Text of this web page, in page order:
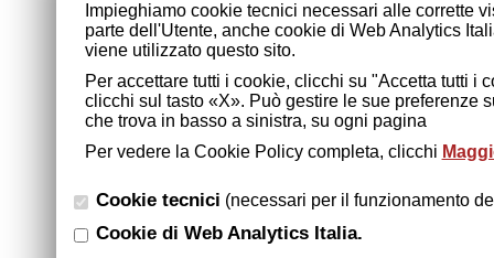
Impieghiamo cookie tecnici necessari alle corrette
parte dell'Utente, anche cookie di Web Analytics
viene utilizzato questo sito.
Per accettare tutti i cookie, clicchi su "Accetta tutti
clicchi sul tasto «X». Può gestire le sue preferenze
che trova in basso a sinistra, su ogni pagina
Per vedere la Cookie Policy completa, clicchi
Cookie tecnici (necessari per il funzionamento
Cookie di Web Analytics Italia.